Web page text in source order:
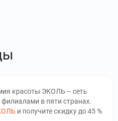
красоты ЭКОЛЬ – сеть
в пяти странах.
и получите скидку до 45 %